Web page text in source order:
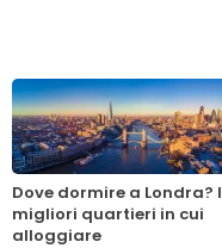
Dove dormire a Londra? I
migliori quartieri in cui
alloggiare